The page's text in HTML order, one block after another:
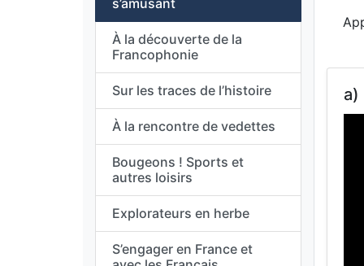
s’amusant
À la découverte de la
Francophonie
Sur les traces de l’histoire
À la rencontre de vedettes
Bougeons ! Sports et
autres loisirs
Explorateurs en herbe
S’engager en France et
a)